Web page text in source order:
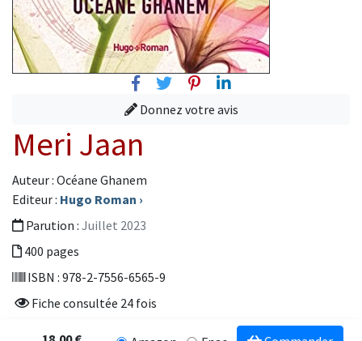
FacebookTwitterPinterest
Linkedin
Donnez votre avis
Meri Jaan
Auteur : Océane Ghanem
Editeur : Hugo Roman ›
Parution : Juillet 2023
400 pages
ISBN : 978-2-7556-6565-9
Fiche consultée 24 fois